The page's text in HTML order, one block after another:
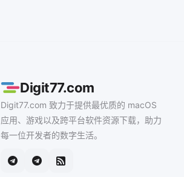
Digit77.com
Digit77.com 致力于提供最优质的 macOS
应用、游戏以及跨平台软件资源下载，助力
每一位开发者的数字生活。